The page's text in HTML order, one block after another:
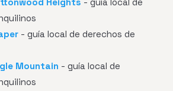
- guía local de derechos de
Mountain - guía local de